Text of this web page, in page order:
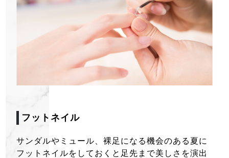
フットネイル
サンダルやミュール、裸足になる機会のある夏に
フットネイルをしておくと足先まで美しさを演出